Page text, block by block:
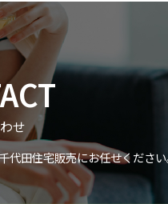
せ
田住宅販売にお任せください